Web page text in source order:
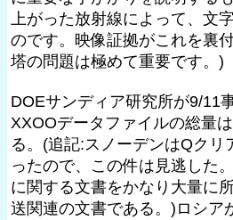
上がった放射線によって、文
のです。映像証拠がこれを裏
塔の問題は極めて重要です。)
DOEサンディア研究所が9/11
XXOOデータファイルの総量
る。(追記:スノーデンはQクリ
ったので、この件は見逃した
に関する文書をかなり大量に
送関連の文書である。)ロシア